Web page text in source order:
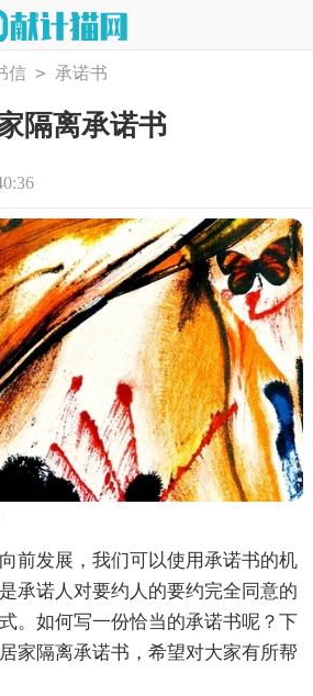
信 > 承诺书
隔离承诺书
前发展，我们可以使用承诺书的机
承诺人对要约人的要约完全同意的
。如何写一份恰当的承诺书呢？下
家隔离承诺书，希望对大家有所帮